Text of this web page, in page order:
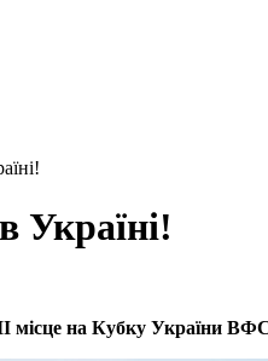
Україні!
місце на Кубку України